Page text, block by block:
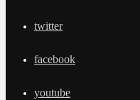
twitter
facebook
youtube